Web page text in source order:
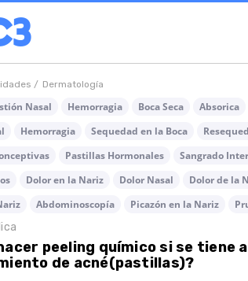
/ Dermatología
Nasal Hemorragia Boca Seca Absorica
Hemorragia Sequedad en la Boca
Pastillas Hormonales Sangrado
Dolor en la Nariz Dolor Nasal Dolor de la
Abdominoscopía Picazón en la Nariz
peeling químico si se tiene
de acné(pastillas)?